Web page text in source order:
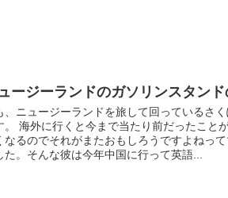
ージーランドのガソリンスタンド
、ニュージーランドを旅して回っているさく
。 海外に行くと今まで当たり前だったこと
なるのでそれがまたおもしろうですよねっ
た。そんな彼は今年中国に行って英語...